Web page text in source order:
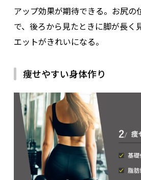
アップ効果が期待できる。お尻の
で、後ろから見たときに脚が長く
エットがきれいになる。
痩せやすい身体作り